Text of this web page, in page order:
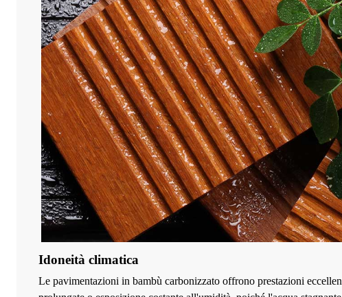
Idoneità climatica
Le pavimentazioni in bambù carbonizzato offrono prestazioni